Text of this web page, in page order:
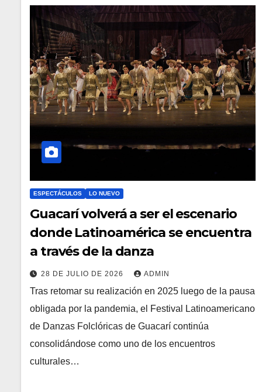
ESPECTÁCULOS LO NUEVO
Guacarí volverá a ser el escenario
donde Latinoamérica se encuentra
a través de la danza
28 DE JULIO DE 2026 ADMIN
Tras retomar su realización en 2025 luego de la pausa
obligada por la pandemia, el Festival Latinoamericano
de Danzas Folclóricas de Guacarí continúa
consolidándose como uno de los encuentros
culturales…